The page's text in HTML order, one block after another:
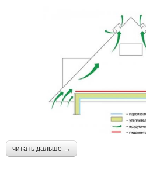
читать дальше →